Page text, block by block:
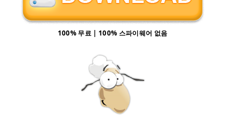
100% 무료 | 100% 스파이웨어 없음